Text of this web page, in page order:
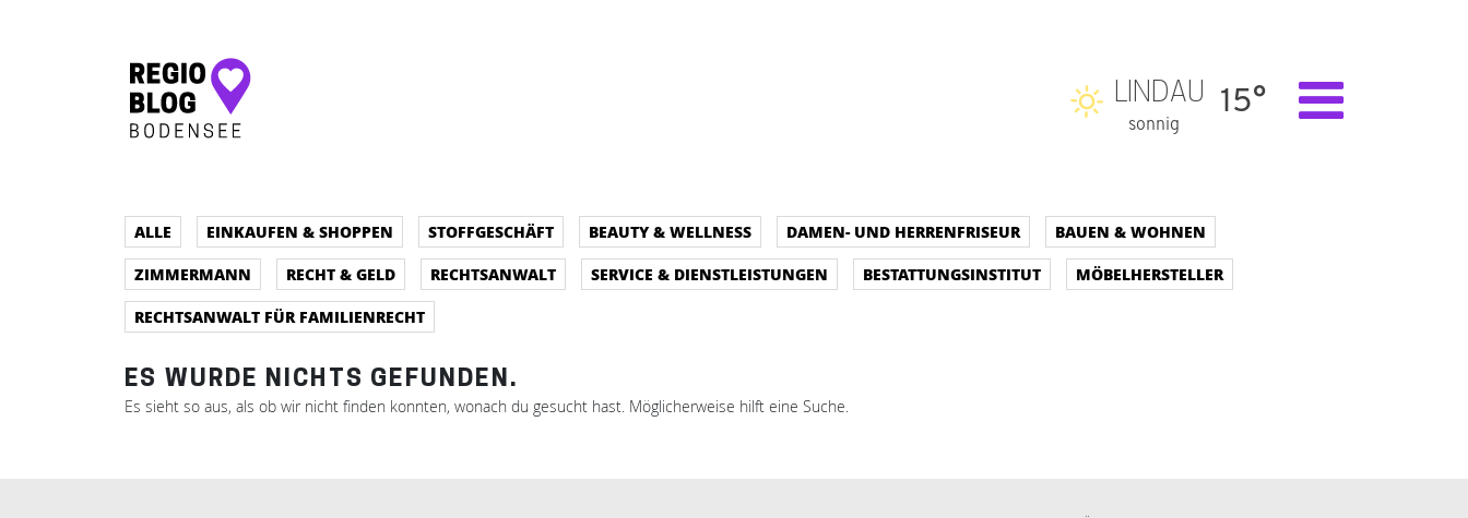
Hauptnavigation
LINDAU
sonnig
15°
ALLE EINKAUFEN & SHOPPEN STOFFGESCHÄFT BEAUTY & WELLNESS DAMEN- UND HERRENFRISEUR
BAUEN & WOHNEN
ZIMMERMANN
RECHT & GELD RECHTSANWALT SERVICE & DIENSTLEISTUNGEN BESTATTUNGSINSTITUT
MÖBELHERSTELLER
RECHTSANWALT FÜR FAMILIENRECHT
ES WURDE NICHTS GEFUNDEN.
Es sieht so aus, als ob wir nicht finden konnten, wonach du gesucht hast. Möglicherweise hilft eine Suche.